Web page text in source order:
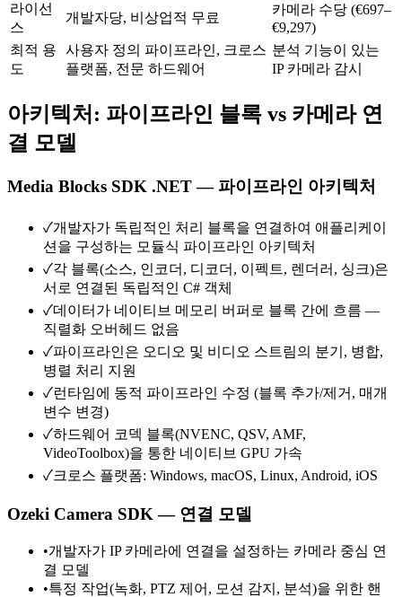
라이선
스
개발자당, 비상업적 무료
카메라 수당 (€697–
€9,297)
최적 용
도
사용자 정의 파이프라인, 크로스
플랫폼, 전문 하드웨어
분석 기능이 있는
IP 카메라 감시
아키텍처: 파이프라인 블록 vs 카메라 연
결 모델
Media Blocks SDK .NET — 파이프라인 아키텍처
✓개발자가 독립적인 처리 블록을 연결하여 애플리케이
션을 구성하는 모듈식 파이프라인 아키텍처
✓각 블록(소스, 인코더, 디코더, 이펙트, 렌더러, 싱크)은
서로 연결된 독립적인 C# 객체
✓데이터가 네이티브 메모리 버퍼로 블록 간에 흐름 —
직렬화 오버헤드 없음
✓파이프라인은 오디오 및 비디오 스트림의 분기, 병합,
병렬 처리 지원
✓런타임에 동적 파이프라인 수정 (블록 추가/제거, 매개
변수 변경)
✓하드웨어 코덱 블록(NVENC, QSV, AMF,
VideoToolbox)을 통한 네이티브 GPU 가속
✓크로스 플랫폼: Windows, macOS, Linux, Android, iOS
Ozeki Camera SDK — 연결 모델
•개발자가 IP 카메라에 연결을 설정하는 카메라 중심 연
결 모델
•특정 작업(녹화, PTZ 제어, 모션 감지, 분석)을 위한 핸